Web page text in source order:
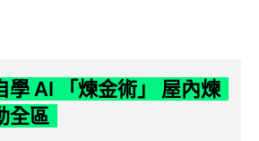
學 AI 「煉金術」 屋內煉
全區